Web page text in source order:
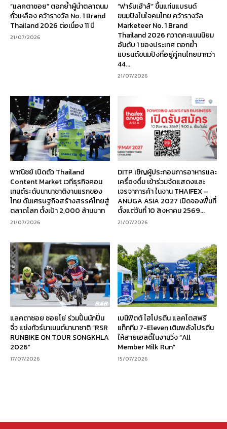
“แลคตาซอย” ตอกย้ำผู้นำตลาดนม
ถั่วเหลือง คว้ารางวัล No. 1 Brand
Thailand 2026 ต่อเนื่อง 11 ปี
21/07/2026
“ฟาร์มเฮ้าส์” ขึ้นแท่นแบรนด์
ขนมปังในใจคนไทย คว้ารางวัล
Marketeer No. 1 Brand
Thailand 2026 กวาดคะแนนนิยม
อันดับ 1 ของประเทศ ตอกย้ำ
แบรนด์ขนมปังที่อยู่คู่คนไทยมากว่า
44...
21/07/2026
พาณิชย์ เปิดตัว Thailand
Content Market เวทีธุรกิจคอน
เทนต์ระดับนานาชาติงานแรกของ
ไทย ดันเศรษฐกิจสร้างสรรค์ไทยสู่
ตลาดโลก ตั้งเป้า 2,000 ล้านบาท
21/07/2026
DITP เชิญผู้ประกอบการอาหารและ
เครื่องดื่ม เข้าร่วมจัดแสดงและ
เจรจาการค้า ในงาน THAIFEX –
ANUGA ASIA 2027 เปิดจองพื้นที่
ตั้งแต่วันที่ 10 สิงหาคม 2569...
21/07/2026
แลคตาซอย ซอยโย่ ร่วมปั้นนักปั่น
จิ๋ว แข่งทัวร์นาเมนต์นานาชาติ “RSR
RUNBIKE ON TOUR SONGKHLA
2026”
17/07/2026
เบนิฟิตต์ ไฮโปรตีน แลคโตสฟรี
แท็กทีม 7-Eleven เติมพลังโปรตีน
ให้สายเฮลตี้ในงานวิ่ง “All
Member Milk Run”
15/07/2026